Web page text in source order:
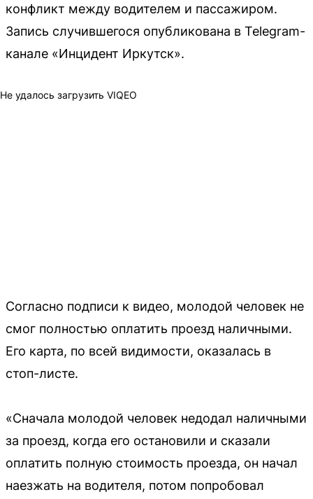
конфликт между водителем и пассажиром.
Запись случившегося опубликована в Telegram-
канале «Инцидент Иркутск».
Не удалось загрузить VIQEO
Согласно подписи к видео, молодой человек не
смог полностью оплатить проезд наличными.
Его карта, по всей видимости, оказалась в
стоп-листе.
«Сначала молодой человек недодал наличными
за проезд, когда его остановили и сказали
оплатить полную стоимость проезда, он начал
наезжать на водителя, потом попробовал